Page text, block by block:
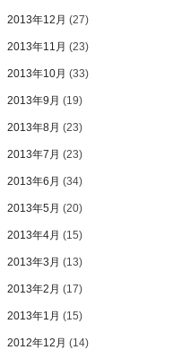
2013年12月 (27)
2013年11月 (23)
2013年10月 (33)
2013年9月 (19)
2013年8月 (23)
2013年7月 (23)
2013年6月 (34)
2013年5月 (20)
2013年4月 (15)
2013年3月 (13)
2013年2月 (17)
2013年1月 (15)
2012年12月 (14)